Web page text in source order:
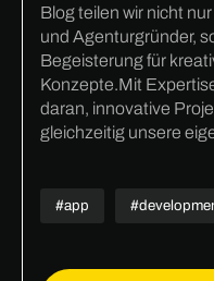
Blog teilen wir nicht
und Agenturgründer,
Begeisterung für
Konzepte.Mit
daran, innovative
gleichzeitig unsere
#app